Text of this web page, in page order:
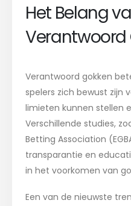
Het Belang
Verantwoord
Verantwoord gokken
spelers zich bewust zijn
limieten kunnen stellen
Verschillende studies,
Betting Association
transparantie en
in het voorkomen van
Een van de nieuwste